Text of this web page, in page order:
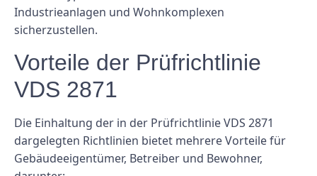
Industrieanlagen und Wohnkomplexen
sicherzustellen.
Vorteile der Prüfrichtlinie
VDS 2871
Die Einhaltung der in der Prüfrichtlinie VDS 2871
dargelegten Richtlinien bietet mehrere Vorteile für
Gebäudeeigentümer, Betreiber und Bewohner,